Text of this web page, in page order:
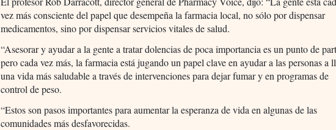
vez más consciente del papel que desempeña la farmacia local, no sólo por dispensar
medicamentos, sino por dispensar servicios vitales de salud.
“Asesorar y ayudar a la gente a tratar dolencias de poca importancia es un punto de
pero cada vez más, la farmacia está jugando un papel clave en ayudar a las personas a
una vida más saludable a través de intervenciones para dejar fumar y en programas de
control de peso.
“Estos son pasos importantes para aumentar la esperanza de vida en algunas de las
comunidades más desfavorecidas.